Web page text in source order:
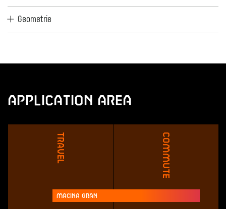
Geometrie
Application Area
Travel Commute
Macina Gran